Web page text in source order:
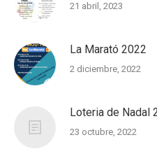
21 abril, 2023
La Marató 2022
2 diciembre, 2022
Loteria de Nadal
23 octubre, 2022